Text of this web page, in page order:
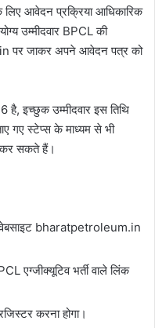
आवेदन प्रक्रिया आधिकारिक
उम्मीदवार BPCL की
पर जाकर अपने आवेदन पत्र को
इच्छुक उम्मीदवार इस तिथि
गए स्टेप्स के माध्यम से भी
कर सकते हैं।
वेबसाइट bharatpetroleum.in
एग्जीक्यूटिव भर्ती वाले लिंक
करना होगा।